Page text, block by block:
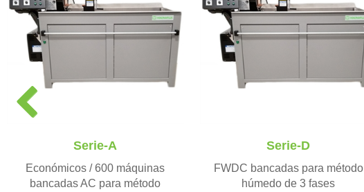
Serie-A
Económicos / 600 máquinas
bancadas AC para método
Serie-D
FWDC bancadas para método
húmedo de 3 fases
P
o
u